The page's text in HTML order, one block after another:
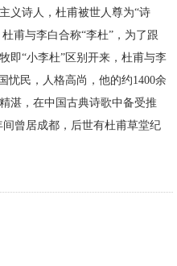
义诗人，杜甫被世人尊为“诗
甫与李白合称“李杜”，为了跟
即“小李杜”区别开来，杜甫与李
忧民，人格高尚，他的约1400余
湛，在中国古典诗歌中备受推
间曾居成都，后世有杜甫草堂纪